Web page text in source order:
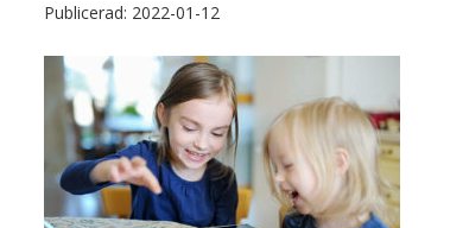
Publicerad: 2022-01-12